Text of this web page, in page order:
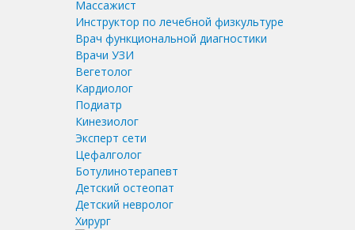
Массажист
Инструктор по лечебной физкультуре
Врач функциональной диагностики
Врачи УЗИ
Вегетолог
Кардиолог
Подиатр
Кинезиолог
Эксперт сети
Цефалголог
Ботулинотерапевт
Детский остеопат
Детский невролог
Хирург